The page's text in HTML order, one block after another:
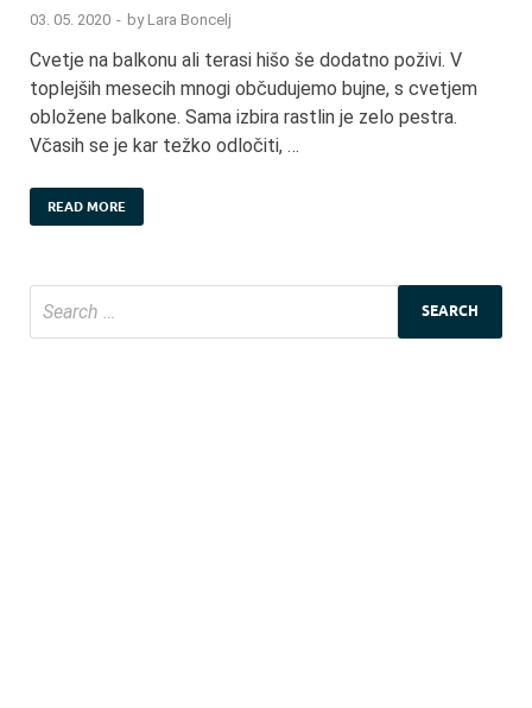
03. 05. 2020 - by Lara Boncelj
Cvetje na balkonu ali terasi hišo še dodatno poživi. V
toplejših mesecih mnogi občudujemo bujne, s cvetjem
obložene balkone. Sama izbira rastlin je zelo pestra.
Včasih se je kar težko odločiti, …
READ MORE